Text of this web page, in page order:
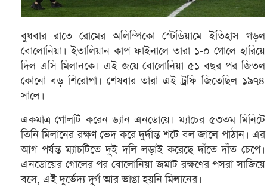
বুধবার রাতে রোমের অলিম্পিকো স্টেডিয়ামে ইতিহাস গড়ল
বোলোনিয়া। ইতালিয়ান কাপ ফাইনালে তারা ১-০ গোলে হারিয়ে
দিল এসি মিলানকে। এই জয়ে বোলোনিয়া ৫১ বছর পর জিতল
কোনো বড় শিরোপা। শেষবার তারা এই ট্রফি জিতেছিল ১৯৭৪
সালে।
একমাত্র গোলটি করেন ড্যান এনডোয়ে। ম্যাচের ৫৩তম মিনিটে
তিনি মিলানের রক্ষণ ভেদ করে দুর্দান্ত শটে বল জালে পাঠান। এর
আগ পর্যন্ত ম্যাচটিতে দুই দলি লড়াই করেছে দাঁতে দাঁত চেপে।
এনডোয়ের গোলের পর বোলোনিয়া জমাট রক্ষণের পসরা সাজিয়ে
বসে, এই দুর্ভেদ্য দুর্গ আর ভাঙা হয়নি মিলানের।